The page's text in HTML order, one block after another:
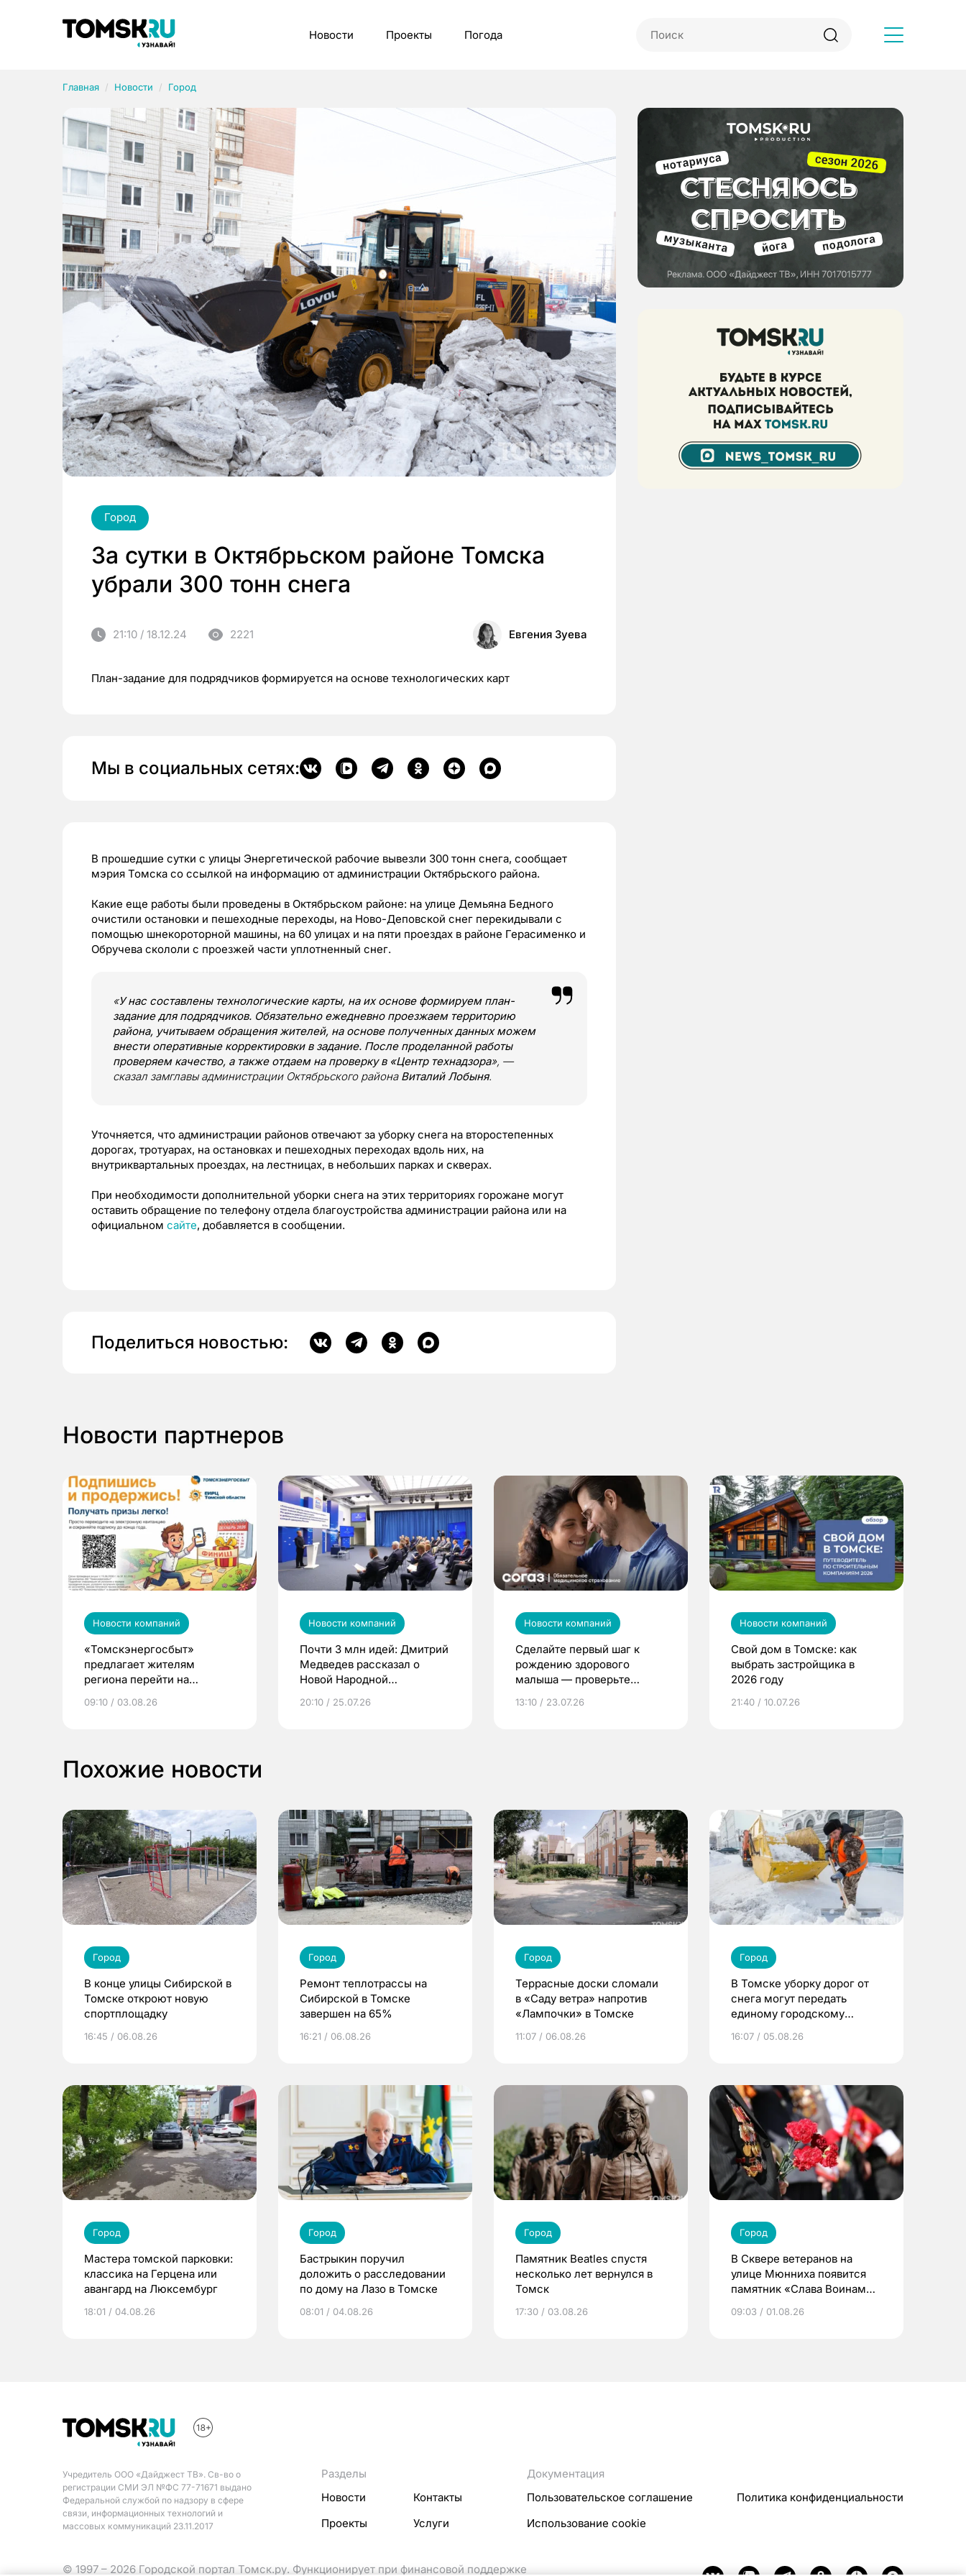
Новости Проекты Погода
Главная Новости Город
Город
За сутки в Октябрьском районе Томска
убрали 300 тонн снега
21:10 / 18.12.24 2221 Евгения Зуева
План-задание для подрядчиков формируется на основе технологических карт
Мы в социальных сетях:
В прошедшие сутки с улицы Энергетической рабочие вывезли 300 тонн снега, сообщает
мэрия Томска со ссылкой на информацию от администрации Октябрьского района.
Какие еще работы были проведены в Октябрьском районе: на улице Демьяна Бедного
очистили остановки и пешеходные переходы, на Ново-Деповской снег перекидывали с
помощью шнекороторной машины, на 60 улицах и на пяти проездах в районе Герасименко и
Обручева скололи с проезжей части уплотненный снег.
«У нас составлены технологические карты, на их основе формируем план-
задание для подрядчиков. Обязательно ежедневно проезжаем территорию
района, учитываем обращения жителей, на основе полученных данных можем
внести оперативные корректировки в задание. После проделанной работы
проверяем качество, а также отдаем на проверку в «Центр технадзора», —
сказал замглавы администрации Октябрьского района Виталий Лобыня.
Уточняется, что администрации районов отвечают за уборку снега на второстепенных
дорогах, тротуарах, на остановках и пешеходных переходах вдоль них, на
внутриквартальных проездах, на лестницах, в небольших парках и скверах.
При необходимости дополнительной уборки снега на этих территориях горожане могут
оставить обращение по телефону отдела благоустройства администрации района или на
официальном сайте, добавляется в сообщении.
Поделиться новостью:
Новости партнеров
Новости компаний
«Томскэнергосбыт»
предлагает жителям
региона перейти на
выиграть призы
09:10 / 03.08.26
Новости компаний
Почти 3 млн идей: Дмитрий
Медведев рассказал о
Новой Народной
20:10 / 25.07.26
Новости компаний
Сделайте первый шаг к
рождению здорового
малыша — проверьте
по ОМС!
13:10 / 23.07.26
Новости компаний
Свой дом в Томске: как
выбрать застройщика в
2026 году
21:40 / 10.07.26
Похожие новости
Город
В конце улицы Сибирской в
Томске откроют новую
спортплощадку
16:45 / 06.08.26
Город
Ремонт теплотрассы на
Сибирской в Томске
завершен на 65%
16:21 / 06.08.26
Город
Террасные доски сломали
в «Саду ветра» напротив
«Лампочки» в Томске
11:07 / 06.08.26
Город
В Томске уборку дорог от
снега могут передать
единому городскому
16:07 / 05.08.26
Город
Мастера томской парковки:
классика на Герцена или
авангард на Люксембург
18:01 / 04.08.26
Город
Бастрыкин поручил
доложить о расследовании
по дому на Лазо в Томске
08:01 / 04.08.26
Город
Памятник Beatles спустя
несколько лет вернулся в
Томск
17:30 / 03.08.26
Город
В Сквере ветеранов на
улице Мюнниха появится
памятник «Слава Воинам
09:03 / 01.08.26
Учредитель ООО «Дайджест ТВ». Св-во о
регистрации СМИ ЭЛ №ФС 77-71671 выдано
Федеральной службой по надзору в сфере
связи, информационных технологий и
массовых коммуникаций 23.11.2017
Разделы
Новости
Контакты
Проекты
Услуги
Документация
Пользовательское соглашение
Политика конфиденциальности
Использование cookie
© 1997 – 2026 Городской портал Томск.ру. Функционирует при финансовой поддержке
Рубрики